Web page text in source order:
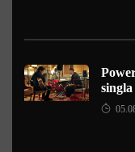
singla